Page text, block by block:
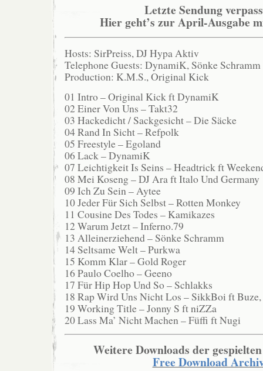
Letzte Sendung
Hier geht’s zur April-Ausgabe
Hosts: SirPreiss, DJ Hypa Aktiv
Telephone Guests: DynamiK, Sönke Schramm
Production: K.M.S., Original Kick
01 Intro – Original Kick ft DynamiK
02 Einer Von Uns – Takt32
03 Hackedicht / Sackgesicht – Die Säcke
04 Rand In Sicht – Refpolk
05 Freestyle – Egoland
06 Lack – DynamiK
07 Leichtigkeit Is Seins – Headtrick ft
08 Mei Koseng – DJ Ara ft Italo Und Germany
09 Ich Zu Sein – Aytee
10 Jeder Für Sich Selbst – Rotten Monkey
11 Cousine Des Todes – Kamikazes
12 Warum Jetzt – Inferno.79
13 Alleinerziehend – Sönke Schramm
14 Seltsame Welt – Purkwa
15 Komm Klar – Gold Roger
16 Paulo Coelho – Geeno
17 Für Hip Hop Und So – Schlakks
18 Rap Wird Uns Nicht Los – SikkBoi ft Buze,
19 Working Title – Jonny S ft niZZa
20 Lass Ma’ Nicht Machen – Füffi ft Nugi
Weitere Downloads der
Free Download